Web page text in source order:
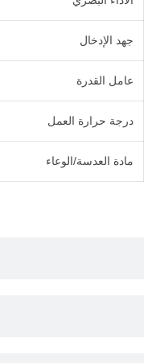
جهد الإدخال
عامل القدرة
درجة حرارة العمل
مادة العدسة/الوعاء